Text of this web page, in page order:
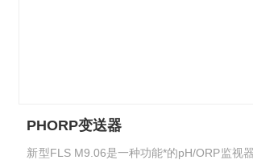
PHORP变送器
新型FLS M9.06是一种功能*的pH/ORP监视